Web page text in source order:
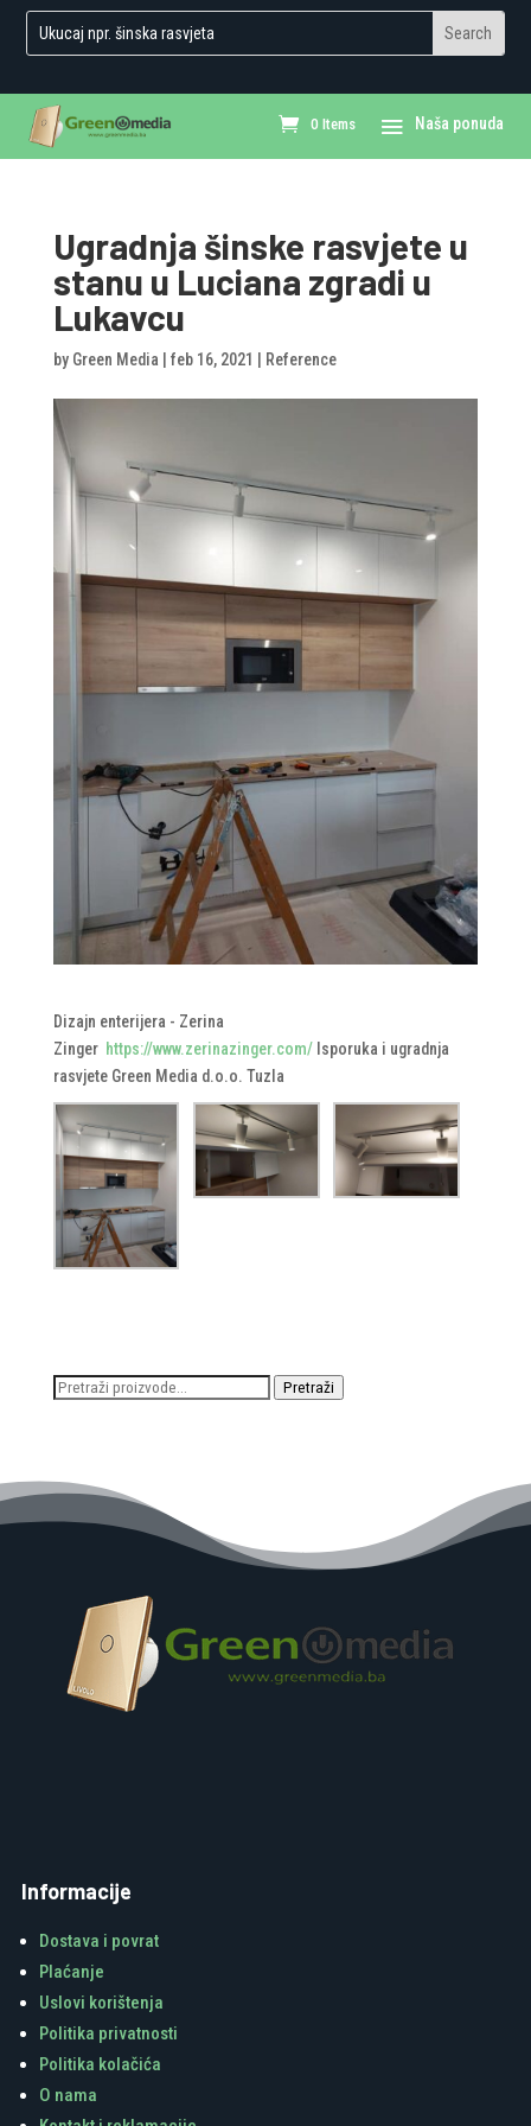
0 Items
Ugradnja šinske rasvjete u
stanu u Luciana zgradi u
Lukavcu
by Green Media feb 16, 2021 Reference
Dizajn enterijera - Zerina
Zinger https://www.zerinazinger.com/Isporuka i ugradnja
rasvjete Green Media d.o.o. Tuzla
Pretraži: Pretraži
Informacije
Dostava i povrat
Plaćanje
Uslovi korištenja
Politika privatnosti
Politika kolačića
O nama